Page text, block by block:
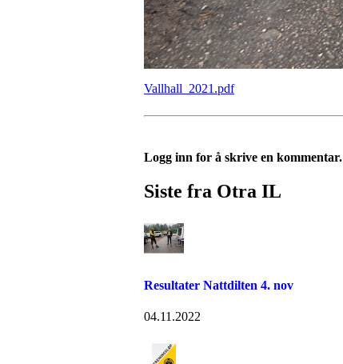
Vallhall_2021.pdf
Logg inn for å skrive en kommentar.
Siste fra Otra IL
Resultater Nattdilten 4. nov
04.11.2022